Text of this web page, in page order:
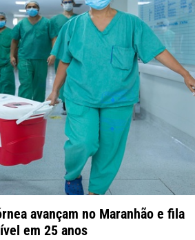
avançam no Maranhão e fila
em 25 anos